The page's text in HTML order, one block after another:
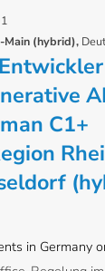
Main (hybrid),
C1+
in Germany